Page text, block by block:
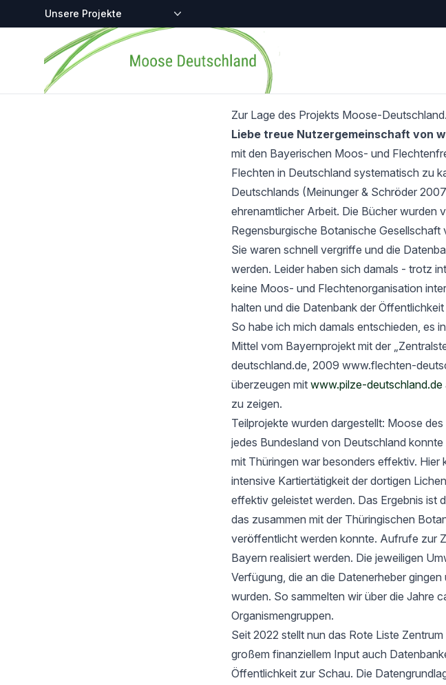
Zentralstellen-Projekte
Startseite
Zur Lage des Projekts Moose-
Liebe treue Nutzergemeinschaft von
mit den Bayerischen Moos- und
Flechten in Deutschland systematisch zu
Deutschlands (Meinunger & Schröder
ehrenamtlicher Arbeit. Die Bücher wurden
Regensburgische Botanische
Sie waren schnell vergriffe und die
werden. Leider haben sich damals - trotz
keine Moos- und Flechtenorganisation
halten und die Datenbank der
So habe ich mich damals entschieden, es
Mittel vom Bayernprojekt mit der
deutschland.de, 2009 www.flechten-
überzeugen mit www.pilze-deutschland.de
zu zeigen.
Teilprojekte wurden dargestellt: Moose
jedes Bundesland von Deutschland
mit Thüringen war besonders effektiv.
intensive Kartiertätigkeit der dortigen
effektiv geleistet werden. Das Ergebnis ist
das zusammen mit der Thüringischen
veröffentlicht werden konnte. Aufrufe zur
Bayern realisiert werden. Die jeweiligen
Verfügung, die an die Datenerheber
wurden. So sammelten wir über die Jahre
Organismengruppen.
Seit 2022 stellt nun das Rote Liste
großem finanziellem Input auch
Öffentlichkeit zur Schau. Die